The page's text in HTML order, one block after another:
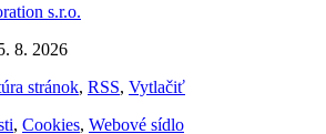
s.r.o.
8. 2026
stránok, RSS, Vytlačiť
, Cookies, Webové sídlo